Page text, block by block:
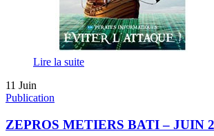
Lire la suite
11 Juin
Publication
ZEPROS METIERS BATI – JUIN